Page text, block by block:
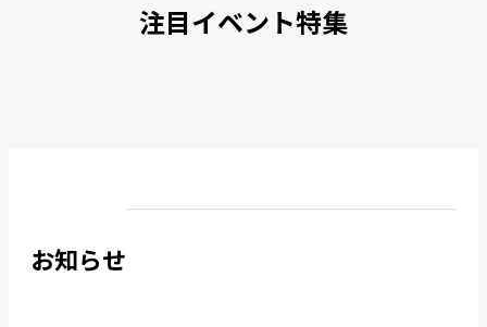
注目イベント特集
お知らせ